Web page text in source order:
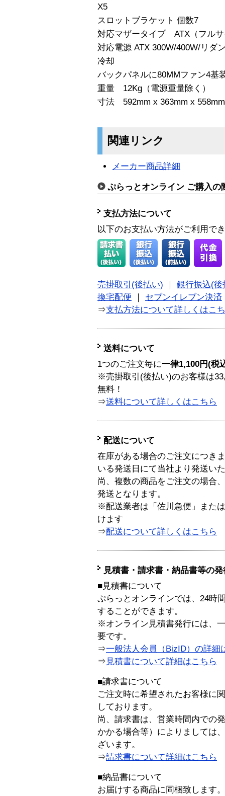
X5
スロットブラケット 個数7
対応マザータイプ ATX（フル
対応電源 ATX 300W/400W/リダ
冷却
バックパネルに80MMファン4基
重量 12Kg（電源重量除く）
寸法 592mm x 363mm x 558mm
関連リンク
メーカー商品詳細
ぷらっとオンライン ご購入の
支払方法について
以下のお支払い方法がご利用で
売掛取引(後払い)
銀行振込(後
換宅配便
セブンイレブン決済
⇒支払方法について詳しくはこ
送料について
1つのご注文毎に一律1,100円(税
※売掛取引(後払い)のお客様は
無料！
⇒送料について詳しくはこちら
配送について
在庫がある場合のご注文につき
いる発送日にて当社より発送い
尚、複数の商品をご注文の場合
発送となります。
※配送業者は「佐川急便」また
けます
⇒配送について詳しくはこちら
見積書・請求書・納品書等の
■見積書について
ぷらっとオンラインでは、24時
することができます。
※オンライン見積書発行には、
要です。
⇒一般法人会員（BizID）の詳細
⇒ 見積書について詳細はこちら
■請求書について
ご注文時に希望されたお客様に
しております。
尚、請求書は、営業時間内での
かかる場合等）によりましては
ざいます。
⇒請求書について詳細はこちら
■納品書について
お届けする商品に同梱致します。